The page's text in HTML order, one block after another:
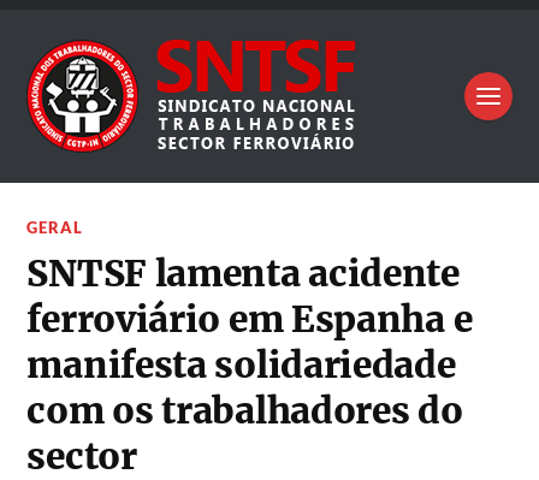
GERAL
SNTSF lamenta acidente
ferroviário em Espanha e
manifesta solidariedade
com os trabalhadores do
sector